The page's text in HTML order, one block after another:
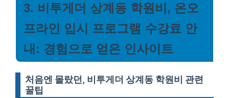
3. 비투게더 상계동 학원비, 온오
프라인 입시 프로그램 수강료 안
내: 경험으로 얻은 인사이트
처음엔 몰랐던, 비투게더 상계동 학원비 관련
꿀팁